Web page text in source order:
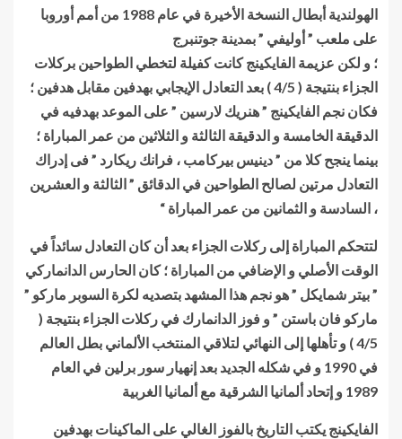
الهولندية أبطال النسخة الأخيرة في عام 1988 من أمم أوروبا
على ملعب ” أوليفي ” بمدينة جوتنبرج
؛ و لكن عزيمة الفايكينج كانت كفيلة لتخطي الطواحين بركلات
الجزاء بنتيجة ( 4/5 ) بعد التعادل الإيجابي بهدفين مقابل هدفين ؛
فكان نجم الفايكينج ” هنريك لارسين ” على الموعد بهدفيه في
الدقيقة الخامسة و الدقيقة الثالثة و الثلاثين من عمر المباراة ؛
بينما ينجح كلا من ” دينيس بيركامب ، فرانك ريكارد ” فى إدراك
التعادل مرتين لصالح الطواحين في الدقائق ” الثالثة و العشرين
، السادسة و الثمانين من عمر المباراة “
لتتحكم المباراة إلى ركلات الجزاء بعد أن كان التعادل سائداً في
الوقت الأصلي و الإضافي من المباراة ؛ كان الحارس الدانماركي
” بيتر شمايكل ” هو نجم هذا المشهد بتصديه لكرة السوبر ماركو ”
ماركو فان باستن ” و فوز الدانمارك في ركلات الجزاء بنتيجة (
4/5 ) و تأهلها إلى النهائي لتلاقي المنتخب الألماني بطل العالم
في 1990 و في شكله الجديد بعد إنهيار سور برلين في العام
1989 و إتحاد ألمانيا الشرقية مع ألمانيا الغربية
الفايكينج يكتب التاريخ بالفوز الغالي على الماكينات بهدفين